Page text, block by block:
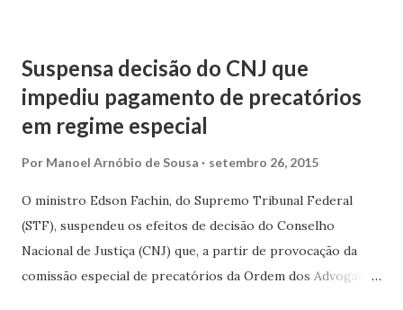
Suspensa decisão do CNJ que
impediu pagamento de precatórios
em regime especial
Por Manoel Arnóbio de Sousa setembro 26, 2015
O ministro Edson Fachin, do Supremo Tribunal Federal
(STF), suspendeu os efeitos de decisão do Conselho
Nacional de Justiça (CNJ) que, a partir de provocação da
comissão especial de precatórios da Ordem dos Advogados